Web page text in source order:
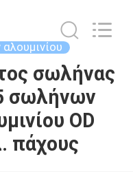
σωλήνας
σωλήνων
OD
πάχους